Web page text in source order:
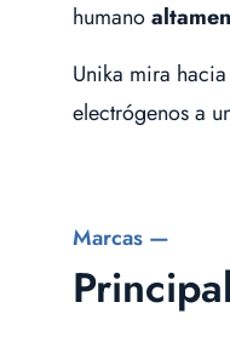
humano
Unika mira
electrógenos a
Marcas —